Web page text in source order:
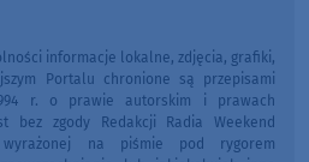
informacje lokalne, zdjęcia, grafiki,
Portalu chronione są przepisami
r. o prawie autorskim i prawach
bez zgody Redakcji Radia Weekend
wyrażonej na piśmie pod rygorem